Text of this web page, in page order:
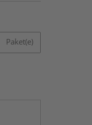
Paket(e)